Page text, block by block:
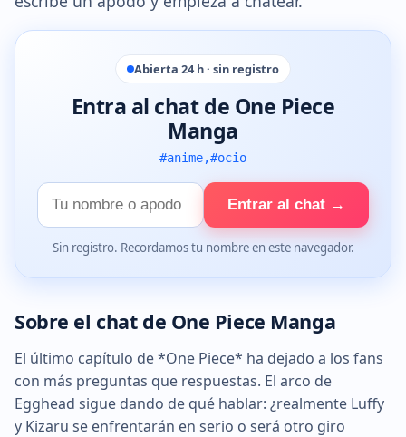
Abierta 24 h · sin registro
Entra al chat de One Piece
Manga
#anime,#ocio
Tu
nombre
Entrar al chat →
Sin registro. Recordamos tu nombre en este navegador.
Sobre el chat de One Piece Manga
El último capítulo de *One Piece* ha dejado a los fans
con más preguntas que respuestas. El arco de
Egghead sigue dando de qué hablar: ¿realmente Luffy
y Kizaru se enfrentarán en serio o será otro giro